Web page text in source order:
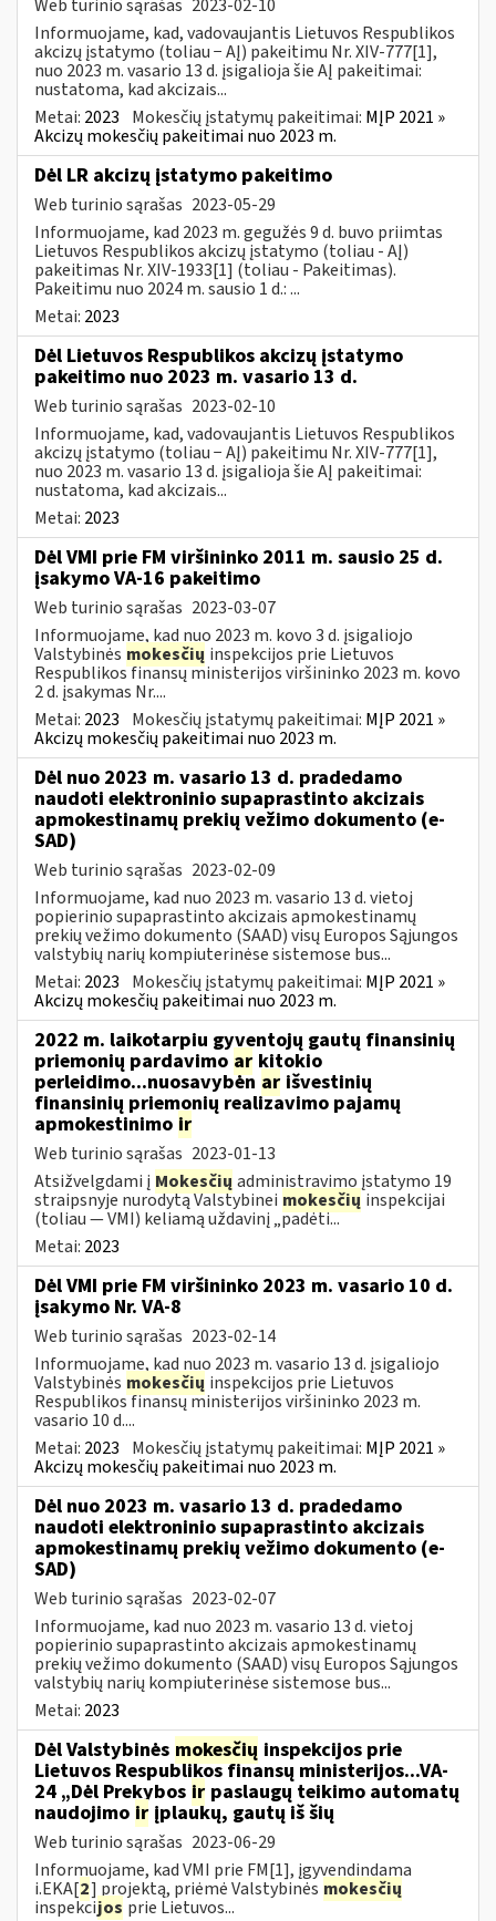
Web turinio sąrašas 2023-02-10
Informuojame, kad, vadovaujantis Lietuvos Respublikos
akcizų įstatymo (toliau − AĮ) pakeitimu Nr. XIV-777[1],
nuo 2023 m. vasario 13 d. įsigalioja šie AĮ pakeitimai:
nustatoma, kad akcizais...
Metai: 2023 Mokesčių įstatymų pakeitimai: MĮP 2021 »
Akcizų mokesčių pakeitimai nuo 2023 m.
Dėl LR akcizų įstatymo pakeitimo
Web turinio sąrašas 2023-05-29
Informuojame, kad 2023 m. gegužės 9 d. buvo priimtas
Lietuvos Respublikos akcizų įstatymo (toliau - AĮ)
pakeitimas Nr. XIV-1933[1] (toliau - Pakeitimas).
Pakeitimu nuo 2024 m. sausio 1 d.: ...
Metai: 2023
Dėl Lietuvos Respublikos akcizų įstatymo
pakeitimo nuo 2023 m. vasario 13 d.
Web turinio sąrašas 2023-02-10
Informuojame, kad, vadovaujantis Lietuvos Respublikos
akcizų įstatymo (toliau − AĮ) pakeitimu Nr. XIV-777[1],
nuo 2023 m. vasario 13 d. įsigalioja šie AĮ pakeitimai:
nustatoma, kad akcizais...
Metai: 2023
Dėl VMI prie FM viršininko 2011 m. sausio 25 d.
įsakymo VA-16 pakeitimo
Web turinio sąrašas 2023-03-07
Informuojame, kad nuo 2023 m. kovo 3 d. įsigaliojo
Valstybinės mokesčių inspekcijos prie Lietuvos
Respublikos finansų ministerijos viršininko 2023 m. kovo
2 d. įsakymas Nr....
Metai: 2023 Mokesčių įstatymų pakeitimai: MĮP 2021 »
Akcizų mokesčių pakeitimai nuo 2023 m.
Dėl nuo 2023 m. vasario 13 d. pradedamo
naudoti elektroninio supaprastinto akcizais
apmokestinamų prekių vežimo dokumento (e-
SAD)
Web turinio sąrašas 2023-02-09
Informuojame, kad nuo 2023 m. vasario 13 d. vietoj
popierinio supaprastinto akcizais apmokestinamų
prekių vežimo dokumento (SAAD) visų Europos Sąjungos
valstybių narių kompiuterinėse sistemose bus...
Metai: 2023 Mokesčių įstatymų pakeitimai: MĮP 2021 »
Akcizų mokesčių pakeitimai nuo 2023 m.
2022 m. laikotarpiu gyventojų gautų finansinių
priemonių pardavimo ar kitokio
perleidimo...nuosavybėn ar išvestinių
finansinių priemonių realizavimo pajamų
apmokestinimo ir
Web turinio sąrašas 2023-01-13
Atsižvelgdami į Mokesčių administravimo įstatymo 19
straipsnyje nurodytą Valstybinei mokesčių inspekcijai
(toliau — VMI) keliamą uždavinį „padėti...
Metai: 2023
Dėl VMI prie FM viršininko 2023 m. vasario 10 d.
įsakymo Nr. VA-8
Web turinio sąrašas 2023-02-14
Informuojame, kad nuo 2023 m. vasario 13 d. įsigaliojo
Valstybinės mokesčių inspekcijos prie Lietuvos
Respublikos finansų ministerijos viršininko 2023 m.
vasario 10 d....
Metai: 2023 Mokesčių įstatymų pakeitimai: MĮP 2021 »
Akcizų mokesčių pakeitimai nuo 2023 m.
Dėl nuo 2023 m. vasario 13 d. pradedamo
naudoti elektroninio supaprastinto akcizais
apmokestinamų prekių vežimo dokumento (e-
SAD)
Web turinio sąrašas 2023-02-07
Informuojame, kad nuo 2023 m. vasario 13 d. vietoj
popierinio supaprastinto akcizais apmokestinamų
prekių vežimo dokumento (SAAD) visų Europos Sąjungos
valstybių narių kompiuterinėse sistemose bus...
Metai: 2023
Dėl Valstybinės mokesčių inspekcijos prie
Lietuvos Respublikos finansų ministerijos...VA-
24 „Dėl Prekybos ir paslaugų teikimo automatų
naudojimo ir įplaukų, gautų iš šių
Web turinio sąrašas 2023-06-29
Informuojame, kad VMI prie FM[1], įgyvendindama
i.EKA[2] projektą, priėmė Valstybinės mokesčių
inspekcijos prie Lietuvos...